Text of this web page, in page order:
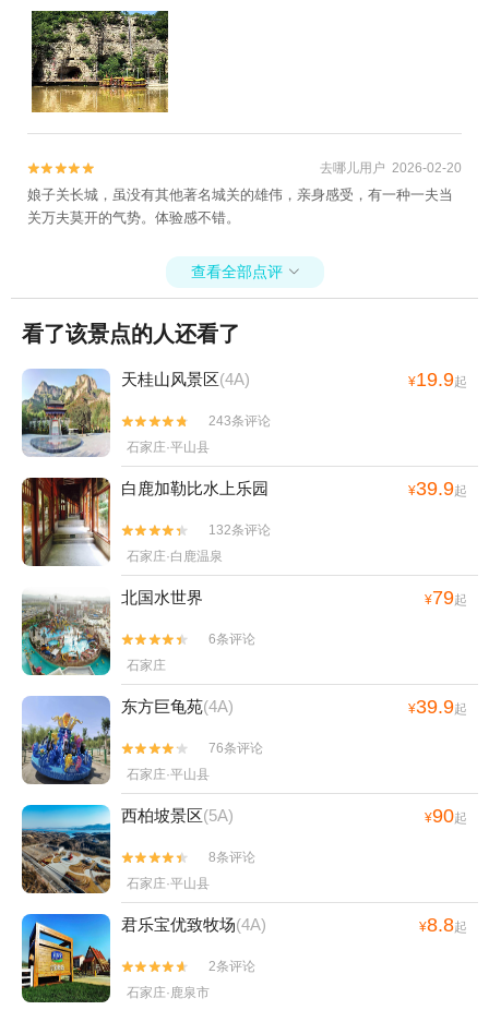

 去哪儿用户 2026-02-20
娘子关长城，虽没有其他著名城关的雄伟，亲身感受，有一种一夫当
关万夫莫开的气势。体验感不错。
查看全部点评 
看了该景点的人还看了
天桂山风景区(4A) ¥19.9起


243条评论
石家庄·平山县
白鹿加勒比水上乐园 ¥39.9起


132条评论
石家庄·白鹿温泉
北国水世界 ¥79起


6条评论
石家庄
东方巨龟苑(4A) ¥39.9起


76条评论
石家庄·平山县
西柏坡景区(5A) ¥90起


8条评论
石家庄·平山县
君乐宝优致牧场(4A) ¥8.8起


2条评论
石家庄·鹿泉市